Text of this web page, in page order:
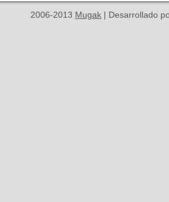
2006-2013 Mugak | Desarrollado